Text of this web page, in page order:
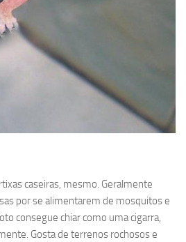
caseiras, mesmo. Geralmente
por se alimentarem de mosquitos e
consegue chiar como uma cigarra,
Gosta de terrenos rochosos e